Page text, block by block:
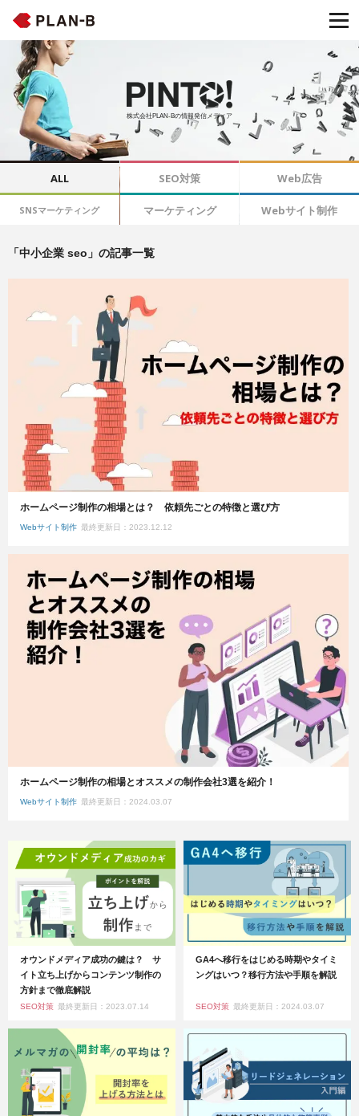
株式会社PLAN-Bの情報発信メディア
ALL SEO対策 Web広告
SNSマーケティング マーケティング Webサイト制作
「中小企業 seo」の記事一覧
ホームページ制作の相場とは？ 依頼先ごとの特徴と選び方
Webサイト制作 最終更新日：2023.12.12
ホームページ制作の相場とオススメの制作会社3選を紹介！
Webサイト制作 最終更新日：2024.03.07
オウンドメディア成功の鍵は？ サ
イト立ち上げからコンテンツ制作の
方針まで徹底解説
SEO対策 最終更新日：2023.07.14
GA4へ移行をはじめる時期やタイミ
ングはいつ？移行方法や手順を解説
SEO対策 最終更新日：2024.03.07